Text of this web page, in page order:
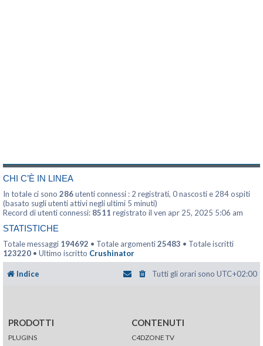
CHI C’È IN LINEA
In totale ci sono 286utenti connessi : 2 registrati, 0 nascosti e 284 ospiti
(basato sugli utenti attivi negli ultimi 5 minuti)
Record di utenti connessi: 8511 registrato il ven apr 25, 2025 5:06 am
STATISTICHE
Totale messaggi 194692 • Totale argomenti25483 • Totale iscritti
123220 • Ultimo iscritto Crushinator
Indice Tutti gli orari sono UTC+02:00
PRODOTTI
PLUGINS
CONTENUTI
C4DZONE TV